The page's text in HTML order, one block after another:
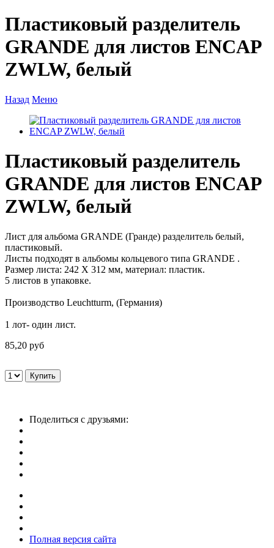
Пластиковый разделитель
GRANDE для листов ENCAP
ZWLW, белый
Назад Меню
Пластиковый разделитель
GRANDE для листов ENCAP
ZWLW, белый
Лист для альбома GRANDE (Гранде) разделитель белый,
пластиковый.
Листы подходят в альбомы кольцевого типа GRANDE .
Размер листа: 242 Х 312 мм, материал: пластик.
5 листов в упаковке.
Производство Leuchtturm, (Германия)
1 лот- один лист.
85,20 руб
Поделиться с друзьями:
Полная версия сайта